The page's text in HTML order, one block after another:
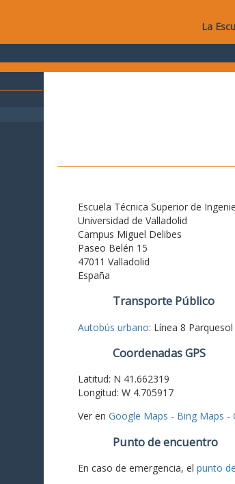
La
Escuela Técnica Superior de
Universidad de Valladolid
Campus Miguel Delibes
Paseo Belén 15
47011 Valladolid
España
Transporte Público
Autobús urbano: Línea 8
Coordenadas GPS
Latitud: N 41.662319
Longitud: W 4.705917
Ver en Google Maps - Bing Maps -
Punto de encuentro
En caso de emergencia, el punto